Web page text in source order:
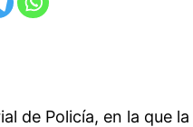
de Policía, en la que